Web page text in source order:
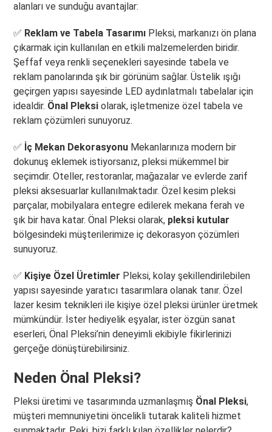
alanları ve sunduğu avantajlar:
✅ Reklam ve Tabela Tasarımı Pleksi, markanızı ön plana
çıkarmak için kullanılan en etkili malzemelerden biridir.
Şeffaf veya renkli seçenekleri sayesinde tabela ve
reklam panolarında şık bir görünüm sağlar. Üstelik ışığı
geçirgen yapısı sayesinde LED aydınlatmalı tabelalar için
idealdir. Önal Pleksi olarak, işletmenize özel tabela ve
reklam çözümleri sunuyoruz.
✅ İç Mekan Dekorasyonu Mekanlarınıza modern bir
dokunuş eklemek istiyorsanız, pleksi mükemmel bir
seçimdir. Oteller, restoranlar, mağazalar ve evlerde zarif
pleksi aksesuarlar kullanılmaktadır. Özel kesim pleksi
parçalar, mobilyalara entegre edilerek mekana ferah ve
şık bir hava katar. Önal Pleksi olarak, pleksi kutular
bölgesindeki müşterilerimize iç dekorasyon çözümleri
sunuyoruz.
✅ Kişiye Özel Üretimler Pleksi, kolay şekillendirilebilen
yapısı sayesinde yaratıcı tasarımlara olanak tanır. Özel
lazer kesim teknikleri ile kişiye özel pleksi ürünler üretmek
mümkündür. İster hediyelik eşyalar, ister özgün sanat
eserleri, Önal Pleksi’nin deneyimli ekibiyle fikirlerinizi
gerçeğe dönüştürebilirsiniz.
Neden Önal Pleksi?
Pleksi üretimi ve tasarımında uzmanlaşmış Önal Pleksi,
müşteri memnuniyetini öncelikli tutarak kaliteli hizmet